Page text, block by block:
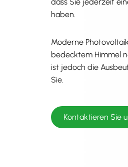
haben.
Moderne
bedecktem Himmel
ist jedoch die
Sie.
Kontaktieren Sie